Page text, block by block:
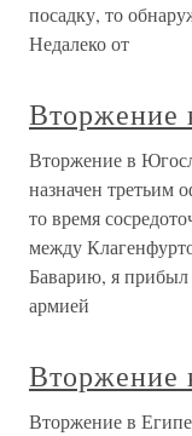
посадку, то
Недалеко от
Вторжение
Вторжение в
назначен третьим
то время
между
Баварию, я
армией
Вторжение
Вторжение в